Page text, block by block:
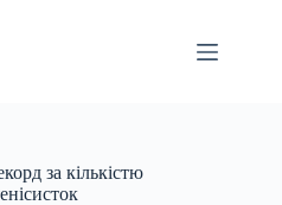
за кількістю